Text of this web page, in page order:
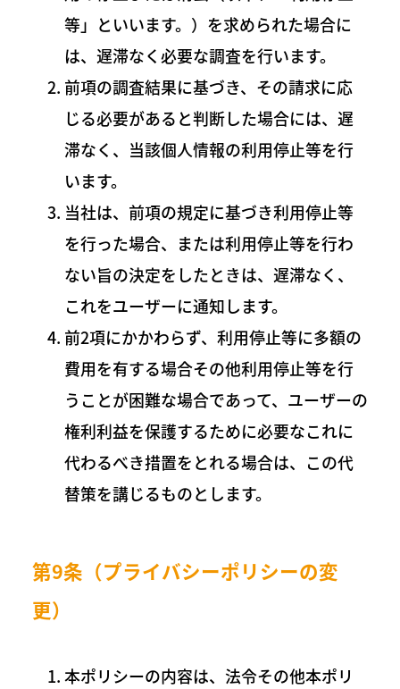
等」といいます。）を求められた場合に
は、遅滞なく必要な調査を行います。
前項の調査結果に基づき、その請求に応
じる必要があると判断した場合には、遅
滞なく、当該個人情報の利用停止等を行
います。
当社は、前項の規定に基づき利用停止等
を行った場合、または利用停止等を行わ
ない旨の決定をしたときは、遅滞なく、
これをユーザーに通知します。
前2項にかかわらず、利用停止等に多額の
費用を有する場合その他利用停止等を行
うことが困難な場合であって、ユーザーの
権利利益を保護するために必要なこれに
代わるべき措置をとれる場合は、この代
替策を講じるものとします。
第9条（プライバシーポリシーの変
更）
本ポリシーの内容は、法令その他本ポリ